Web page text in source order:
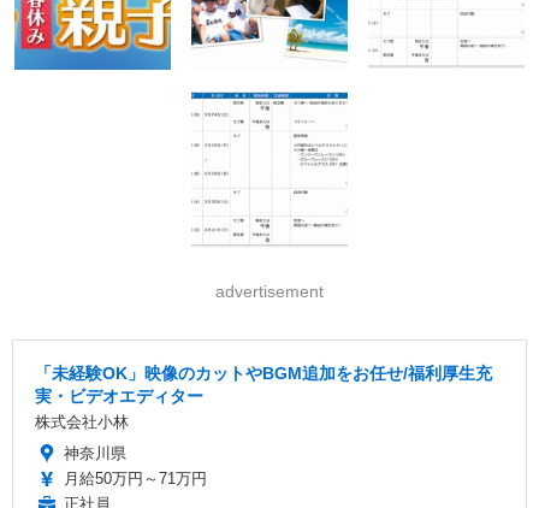
advertisement
「未経験OK」映像のカットやBGM追加をお任せ/福利厚生充
実・ビデオエディター
株式会社小林
神奈川県
月給50万円～71万円
正社員